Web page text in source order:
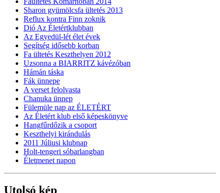
Sharon gyümölcsfa ültetés 2013
Reflux kontra Finn zoknik
Dió Az Életértklubban
Az Egyedül-lét élet évek
Segítség idősebb korban
Fa ültetés Keszthelyen 2012
Uzsonna a BIARRITZ kávézóban
Hámán táska
Fák ünnepe
A verset felolvasta
Chanuka ünnep
Fülemüle nap az ÉLETÉRT
Az Életért klub első képeskönyve
Hangfűrdőzik a csoport
Keszthelyi kirándulás
2011 Júliusi klubnap
Holt-tengeri sóbarlangban
Életmenet napon
Utolsó kép